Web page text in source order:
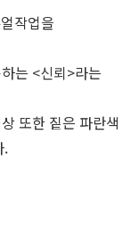
작업을
는 <신뢰>라는
또한 짙은 파란색
.